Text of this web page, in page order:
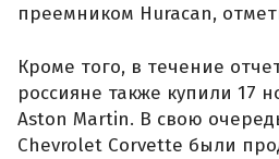
преемником Huracan,
Кроме того, в течение
россияне также купили 17
Aston Martin. В свою
Chevrolet Corvette были